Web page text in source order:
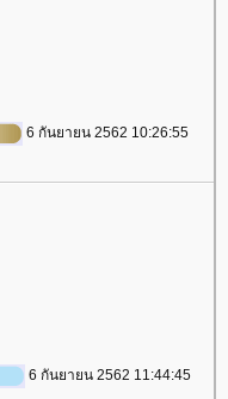
6 กันยายน 2562 10:26:55
6 กันยายน 2562 11:44:45